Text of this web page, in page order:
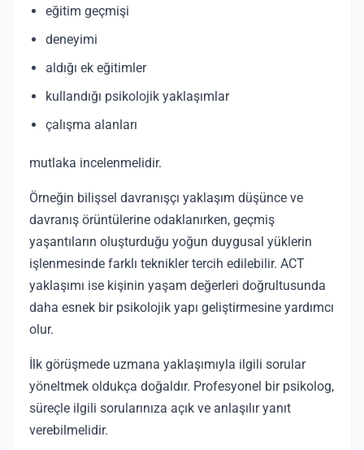
eğitim geçmişi
deneyimi
aldığı ek eğitimler
kullandığı psikolojik yaklaşımlar
çalışma alanları
mutlaka incelenmelidir.
Örneğin bilişsel davranışçı yaklaşım düşünce ve
davranış örüntülerine odaklanırken, geçmiş
yaşantıların oluşturduğu yoğun duygusal yüklerin
işlenmesinde farklı teknikler tercih edilebilir. ACT
yaklaşımı ise kişinin yaşam değerleri doğrultusunda
daha esnek bir psikolojik yapı geliştirmesine yardımcı
olur.
İlk görüşmede uzmana yaklaşımıyla ilgili sorular
yöneltmek oldukça doğaldır. Profesyonel bir psikolog,
süreçle ilgili sorularınıza açık ve anlaşılır yanıt
verebilmelidir.